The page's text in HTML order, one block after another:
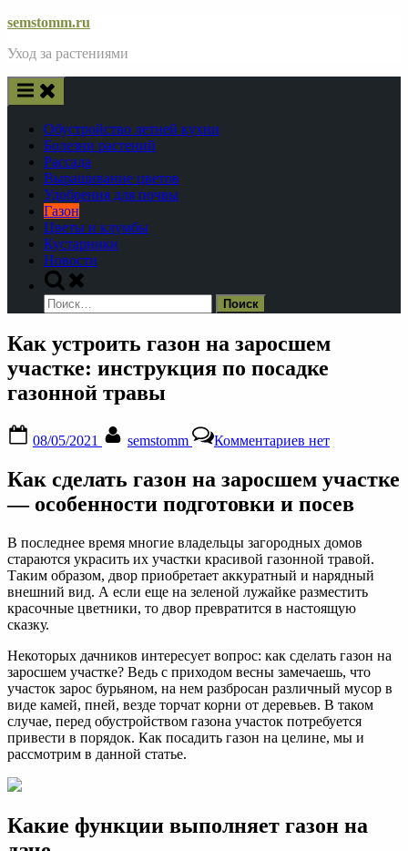
Skip
content
semstomm.ru
Уход за растениями
Обустройство летней кухни
Болезни растений
Рассада
Выращивание цветов
Удобрения для почвы
Газон
Цветы и клумбы
Кустарники
Новости
Toggle
search
form
Найти:
Как устроить газон на заросшем
участке: инструкция по посадке
газонной травы
on
08/05/2021 semstomm Комментариевзаписи
устроить
газон
на
участке:
инструкция
по
посадке
газонной
нет
Как сделать газон на заросшем участке
— особенности подготовки и посев
В последнее время многие владельцы загородных домов
стараются украсить их участки красивой газонной травой.
Таким образом, двор приобретает аккуратный и нарядный
внешний вид. А если еще на зеленой лужайке разместить
красочные цветники, то двор превратится в настоящую
сказку.
Некоторых дачников интересует вопрос: как сделать газон на
заросшем участке? Ведь с приходом весны замечаешь, что
участок зарос бурьяном, на нем разбросан различный мусор в
виде камей, пней, везде торчат корни от деревьев. В таком
случае, перед обустройством газона участок потребуется
привести в порядок. Как посадить газон на целине, мы и
рассмотрим в данной статье.
Какие функции выполняет газон на